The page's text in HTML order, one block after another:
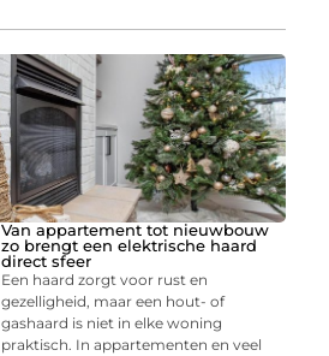
Van appartement tot nieuwbouw
zo brengt een elektrische haard
direct sfeer
Een haard zorgt voor rust en
gezelligheid, maar een hout- of
gashaard is niet in elke woning
praktisch. In appartementen en veel